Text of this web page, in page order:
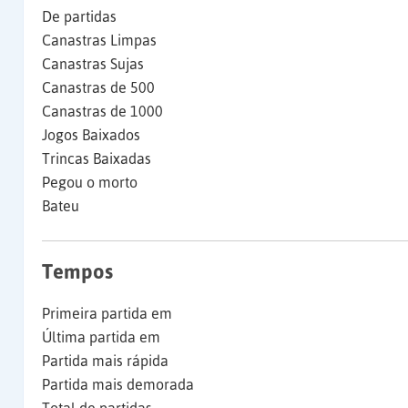
De partidas
Canastras Limpas
Canastras Sujas
Canastras de 500
Canastras de 1000
Jogos Baixados
Trincas Baixadas
Pegou o morto
Bateu
Tempos
Primeira partida em
Última partida em
Partida mais rápida
Partida mais demorada